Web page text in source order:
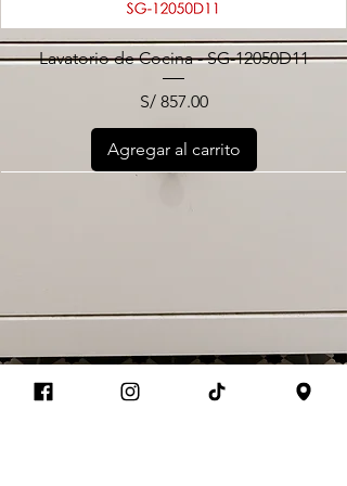
Lavatorio de Cocina - SG-12050D11
Precio
S/ 857.00
Agregar al carrito